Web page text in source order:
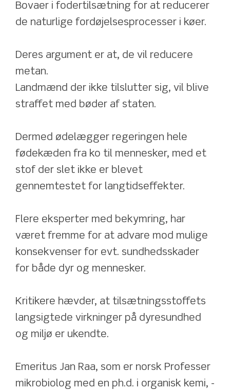
Bovaer i fodertilsætning for at reducerer
de naturlige fordøjelsesprocesser i køer.
Deres argument er at, de vil reducere
metan.
Landmænd der ikke tilslutter sig, vil blive
straffet med bøder af staten.
Dermed ødelægger regeringen hele
fødekæden fra ko til mennesker, med et
stof der slet ikke er blevet
gennemtestet for langtidseffekter.
Flere eksperter med bekymring, har
været fremme for at advare mod mulige
konsekvenser for evt. sundhedsskader
for både dyr og mennesker.
Kritikere hævder, at tilsætningsstoffets
langsigtede virkninger på dyresundhed
og miljø er ukendte.
Emeritus Jan Raa, som er norsk Professer
mikrobiolog med en ph.d. i organisk kemi, -